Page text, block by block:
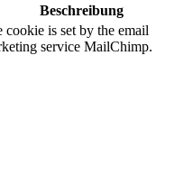
Beschreibung
cookie is set by the email
service MailChimp.